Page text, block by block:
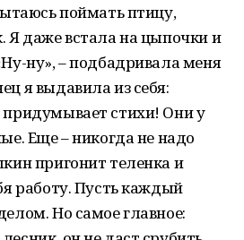
поймать птицу,
Я даже встала на цыпочки и
ну», – подбадривала меня
я выдавила из себя:
стихи! Они у
Еще – никогда не надо
пригонит теленка и
работу. Пусть каждый
Но самое главное: